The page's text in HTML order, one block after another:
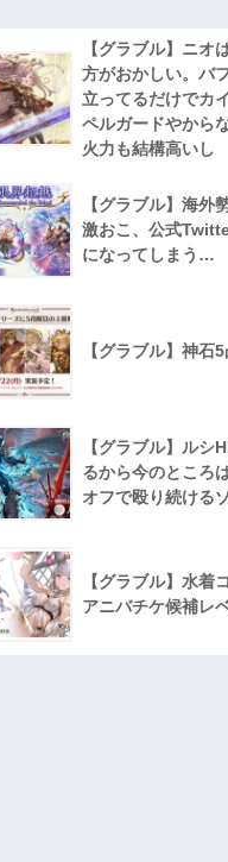
【グラブル】ニオ
方がおかしい。バ
立ってるだけでカ
ペルガードやから
火力も結構高いし
【グラブル】海外
激おこ、公式
になってしまう…
【グラブル】神石
【グラブル】ルシ
るから今のところ
オフで殴り続ける
【グラブル】水着
アニバチケ候補レ